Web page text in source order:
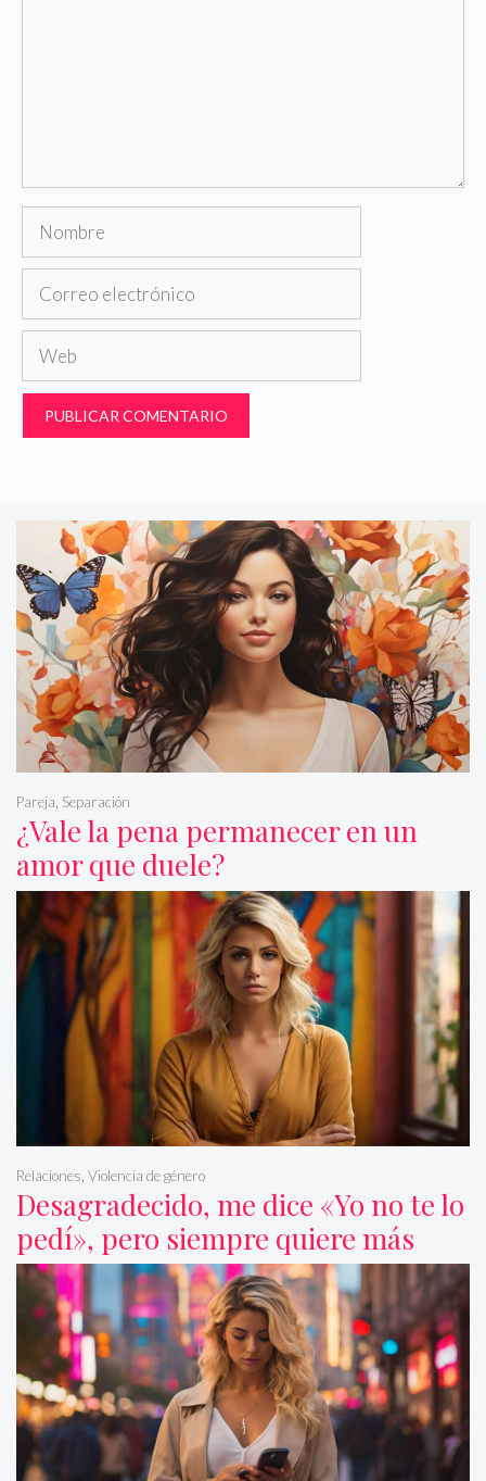
Nombre
Correo
Web
¿Vale la pena permanecer en un
amor que duele?
Pareja, Separación
Desagradecido, me dice «Yo no te lo
pedí», pero siempre quiere más
Relaciones Violencia de género